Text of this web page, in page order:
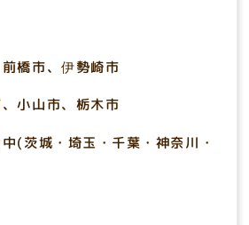
橋市、伊勢崎市
小山市、栃木市
(茨城・埼玉・千葉・神奈川・